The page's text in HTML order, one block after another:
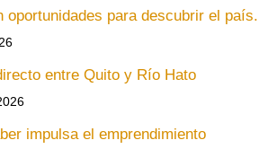
oportunidades para descubrir el país.
entre Quito y Río Hato
impulsa el emprendimiento